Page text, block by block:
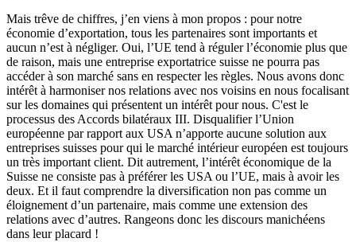
Mais trêve de chiffres, j’en viens à mon propos : pour notre
économie d’exportation, tous les partenaires sont importants et
aucun n’est à négliger. Oui, l’UE tend à réguler l’économie plus que
de raison, mais une entreprise exportatrice suisse ne pourra pas
accéder à son marché sans en respecter les règles. Nous avons donc
intérêt à harmoniser nos relations avec nos voisins en nous focalisant
sur les domaines qui présentent un intérêt pour nous. C'est le
processus des Accords bilatéraux III. Disqualifier l’Union
européenne par rapport aux USA n’apporte aucune solution aux
entreprises suisses pour qui le marché intérieur européen est toujours
un très important client. Dit autrement, l’intérêt économique de la
Suisse ne consiste pas à préférer les USA ou l’UE, mais à avoir les
deux. Et il faut comprendre la diversification non pas comme un
éloignement d’un partenaire, mais comme une extension des
relations avec d’autres. Rangeons donc les discours manichéens
dans leur placard !